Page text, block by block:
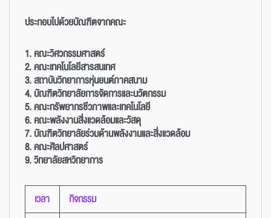
ประกอบไปด้วยบัณฑิตจากคณะ
1. คณะวิศวกรรมศาสตร์
2. คณะเทคโนโลยีสารสนเทศ
3. สถาบันวิทยาการหุ่นยนต์ภาคสนาม
4. บัณฑิตวิทยาลัยการจัดการและนวัตกรรม
5. คณะทรัพยากรชีวภาพและเทคโนโลยี
6. คณะพลังงานสิ่งแวดล้อมและวัสดุ
7. บัณฑิตวิทยาลัยร่วมด้านพลังงานและสิ่งแวดล้อม
8. คณะศิลปศาสตร์
9. วิทยาลัยสหวิทยาการ
เวลา กิจกรรม